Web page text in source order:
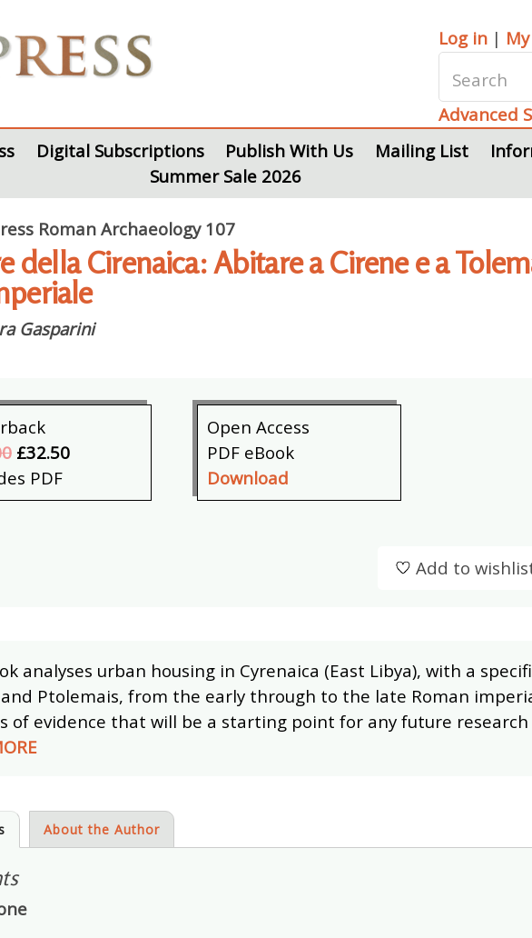
Log in |
Advanced
Digital Subscriptions Publish With Us Mailing List
Summer Sale 2026
Roman Archaeology 107
della Cirenaica: Abitare a Cirene e a
Gasparini
£32.50
PDF
Open Access
PDF eBook
Download
Add to
analyses urban housing in Cyrenaica (East Libya), with a
and Ptolemais, from the early through to the late Roman
of evidence that will be a starting point for any future
About the Author